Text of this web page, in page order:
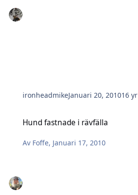
ironheadmikeJanuari 20, 201016 yr
Hund fastnade i rävfälla
Av Foffe, Januari 17, 2010